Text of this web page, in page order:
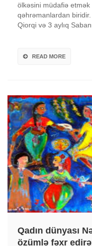
ölkəsini müdafiə
qəhrəmanlardan biridir.
Qiorqi və 3 aylıq
READ MORE
Qadın dünyası
özümlə fəxr